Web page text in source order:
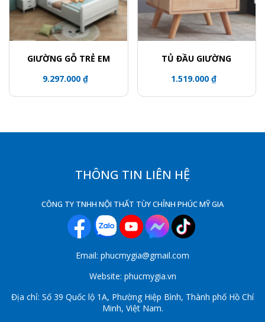
GIƯỜNG GỖ TRẺ EM
9.297.000 ₫
TỦ ĐẦU GIƯỜNG
1.519.000 ₫
THÔNG TIN LIÊN HỆ
CÔNG TY TNHH NỘI THẤT TÙY CHỈNH PHÚC MỸ GIA
Email: phucmygia@gmail.com
Website: phucmygia.vn
Địa chỉ: Số 39 Quốc lộ 1A, Phường Hiệp Bình, Thành phố Hồ Chí
Minh, Việt Nam.